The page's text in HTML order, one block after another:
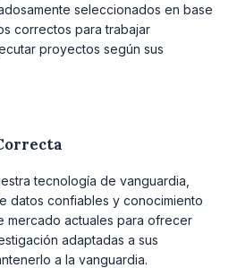
seleccionados en base
correctos para trabajar
proyectos según sus
tecnología de vanguardia,
datos confiables y conocimiento
mercado actuales para ofrecer
adaptadas a sus
a la vanguardia.